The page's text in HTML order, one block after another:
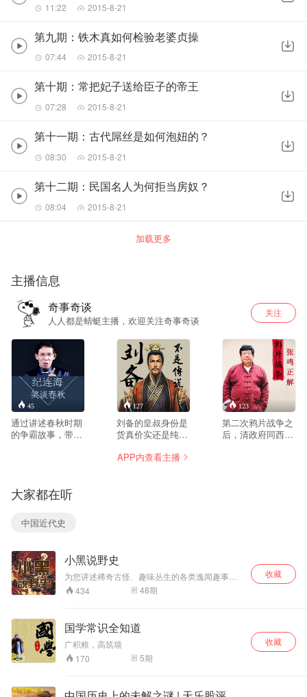
11:22 2015-8-21
第九期：铁木真如何检验老婆贞操
07:44 2015-8-21
第十期：常把妃子送给臣子的帝王
07:28 2015-8-21
第十一期：古代屌丝是如何泡妞的？
08:30 2015-8-21
第十二期：民国名人为何拒当房奴？
08:04 2015-8-21
加载更多
主播信息
奇事奇谈
人人都是蜻蜓主播，欢迎关注奇事奇谈
关注
45
通过讲述春秋时期
的争霸故事，带大
楚争霸之后的中
国。纪老师用他的
语言风格，让历史
在听众面前生动上
127
刘备的皇叔身份是
货真价实还是纯属
巾起义，造反的水
还是事实，诸葛亮
为什么不选择实力
雄厚的曹操，反而
选择了寄人篱下的
别出心裁的三国历
史名人新传类作
品。 演播：罗兵
123
第二次鸦片战争之
后，清政府同西方
人又是谁？更多精
彩节目，尽在《张
鸣正解鸦片战
APP内查看主播
大家都在听
中国近代史
小黑说野史
为您讲述稀奇古怪、趣味丛生的各类逸闻趣事、
乡野传闻、民间传说,展示不一样的历史，更有
趣、更荒谬的历史典故、帝王野史、宫廷争斗。
众/号：小黑说野史 投稿邮箱：
99795788@qq.com 听友QQ群：1643120
434 48期
收藏
国学常识全知道
广积粮，高筑墙
170
5期
收藏